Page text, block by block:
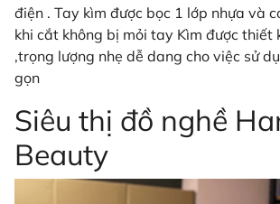
điện . Tay kìm được bọc 1 lớp nhựa và
khi cắt không bị mỏi tay Kìm được thiết
,trọng lượng nhẹ dễ dang cho việc sử
gọn
Siêu thị đồ nghề
Beauty